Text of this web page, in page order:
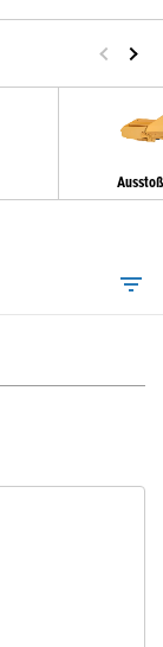
filter_list